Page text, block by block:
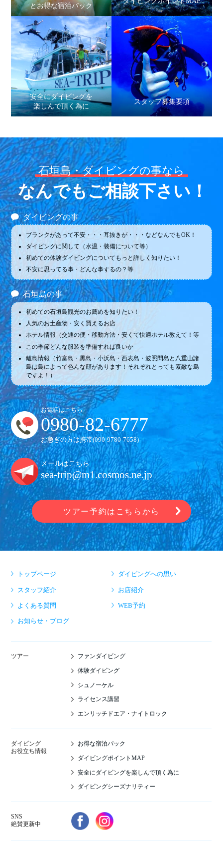
とお得な宿泊パック
安全にダイビングを
楽しんで頂く為に
スタッフ募集要項
石垣島・ダイビングの事なら
なんでもご相談下さい！
ダイビングの事
ブランクがあって不安・・・耳抜きが・・・などなんでもOK！
ダイビングに関して（水温・装備について等）
初めての体験ダイビングについてもっと詳しく知りたい！
不安に思ってる事・どんな事するの？等
石垣島の事
初めての石垣島観光のお薦めを知りたい！
人気のお土産物・安く買えるお店
ホテル情報（交通の便・移動方法・安くて快適ホテル教えて！等
この季節どんな服装を準備すれば良いか
離島情報（竹富島・黒島・小浜島・西表島・波照間島と八重山諸
島は島によって色んな顔があります！それぞれとっても素敵な島
ですよ！）
お電話はこちら
0980-82-6777
お急ぎの方は携帯(090-9780-7658)
メールはこちら
sea-trip@m1.cosmos.ne.jp
ツアー予約はこちらから
トップページ ダイビングへの思い
スタッフ紹介 お店紹介
よくある質問 WEB予約
お知らせ・ブログ
ツアー ファンダイビング
体験ダイビング
シュノーケル
ライセンス講習
エンリッチドエア・ナイトロック
ダイビング
お役立ち情報
お得な宿泊パック
ダイビングポイントMAP
安全にダイビングを楽しんで頂く為に
ダイビングシーズナリティー
SNS
絶賛更新中